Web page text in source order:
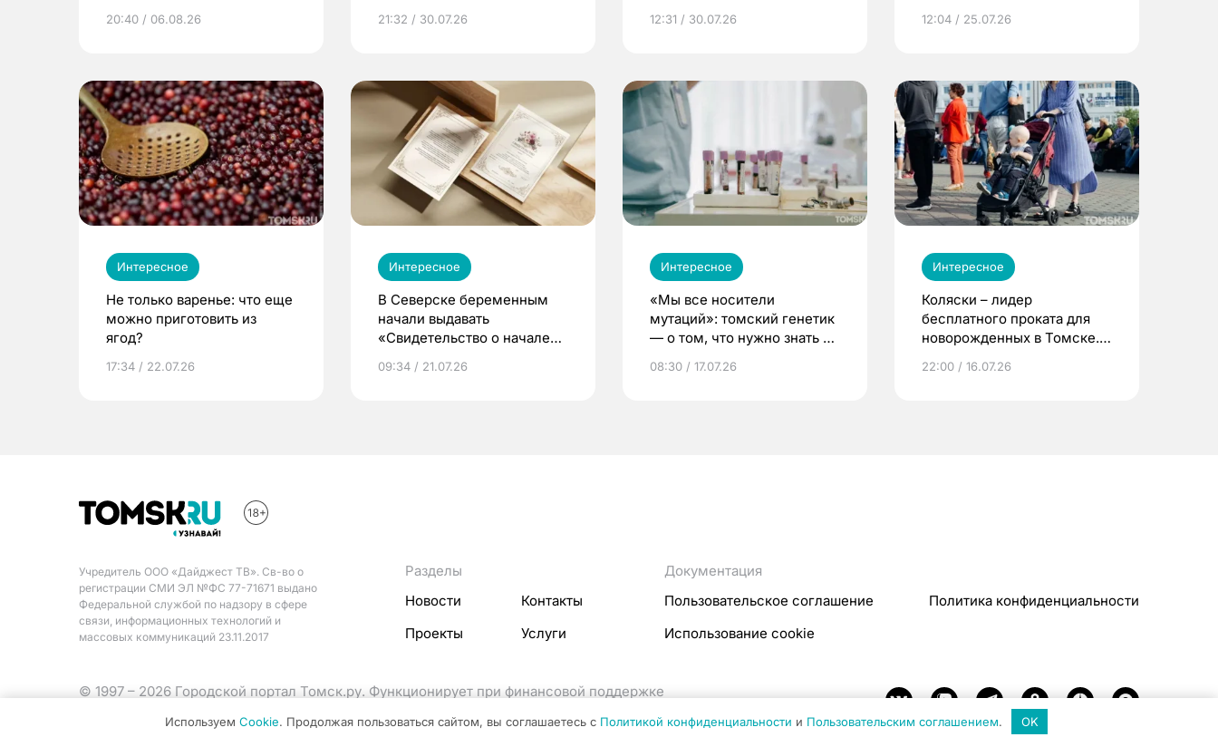
20:40 / 06.08.26 21:32 / 30.07.26 12:31 / 30.07.26 12:04 / 25.07.26
Интересное
Не только варенье: что еще
можно приготовить из
ягод?
17:34 / 22.07.26
Интересное
В Северске беременным
начали выдавать
«Свидетельство о начале
09:34 / 21.07.26
Интересное
«Мы все носители
мутаций»: томский генетик
— о том, что нужно знать до
08:30 / 17.07.26
Интересное
Коляски – лидер
бесплатного проката для
новорожденных в Томске.
22:00 / 16.07.26
Учредитель ООО «Дайджест ТВ». Св-во о
регистрации СМИ ЭЛ №ФС 77-71671 выдано
Федеральной службой по надзору в сфере
связи, информационных технологий и
массовых коммуникаций 23.11.2017
Разделы
Новости
Контакты
Проекты
Услуги
Документация
Пользовательское соглашение
Политика конфиденциальности
Использование cookie
© 1997 – 2026 Городской портал Томск.ру. Функционирует при финансовой поддержке
Используем Cookie. Продолжая пользоваться сайтом, вы соглашаетесь с Политикой конфиденциальности и Пользовательским соглашением. OK